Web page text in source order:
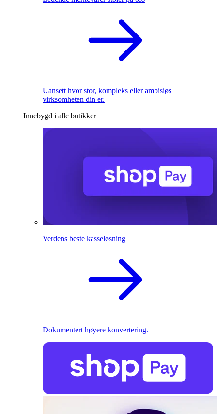
Uansett hvor stor, kompleks eller ambisiøs
virksomheten din er.
Innebygd i alle butikker
Verdens beste kasseløsning
Dokumentert høyere konvertering.